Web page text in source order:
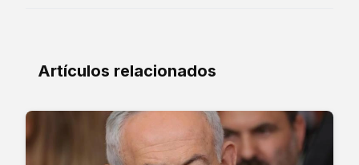
Artículos relacionados